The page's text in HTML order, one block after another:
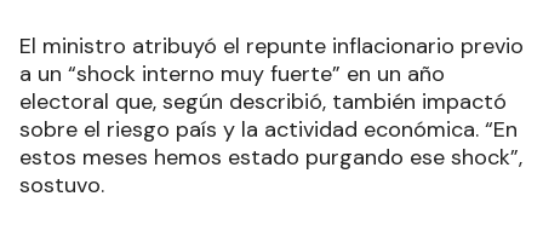
El ministro atribuyó el repunte inflacionario previo
a un “shock interno muy fuerte” en un año
electoral que, según describió, también impactó
sobre el riesgo país y la actividad económica. “En
estos meses hemos estado purgando ese shock”,
sostuvo.